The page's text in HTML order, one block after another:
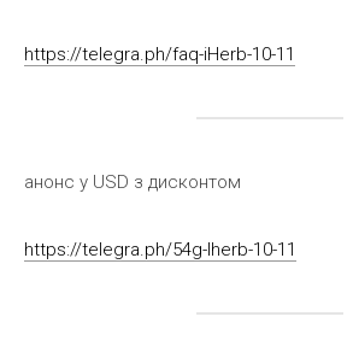
https://telegra.ph/faq-iHerb-10-11
анонс у USD з дисконтом
https://telegra.ph/54g-Iherb-10-11